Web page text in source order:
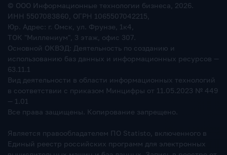
© ООО Информационные технологии бизнеса, 2026.
ИНН 5507083860, ОГРН 1065507042215,
Юр. Адрес: г. Омск, ул. Фрунзе, 1к4,
ТОК "Миллениум", 3 этаж, офис 307.
Основной ОКВЭД: Деятельность по созданию и
использованию баз данных и информационных ресурсов —
63.11.1
Вид деятельности в области информационных технологий
в соответствии с приказом Минцифры от 11.05.2023 № 449
— 1.01
Все права защищены. Копирование запрещено.
Является правообладателем ПО Statisto, включенного в
Единый реестр российских программ для электронных